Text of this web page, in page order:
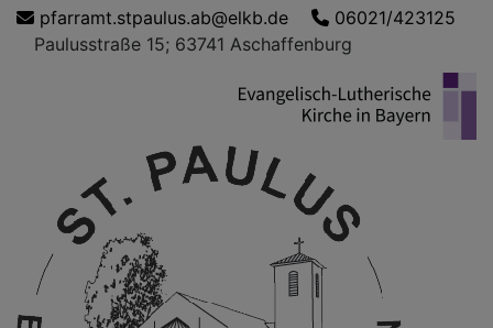
Direktpfarramt.stpaulus.ab@elkb.de
06021/423125
Paulusstraße 15; 63741 Aschaffenburg